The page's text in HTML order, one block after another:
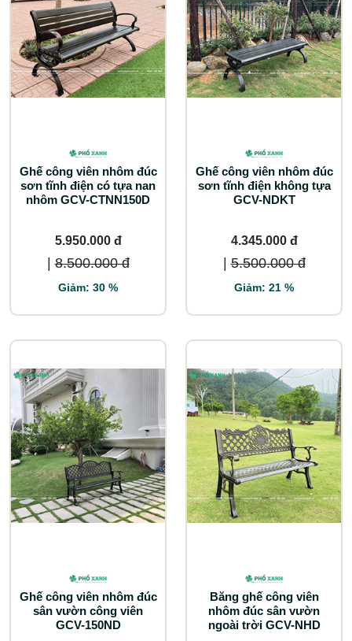
Ghế công viên nhôm đúc
sơn tĩnh điện có tựa nan
nhôm GCV-CTNN150D
5.950.000 đ
| 8.500.000 đ
Giảm: 30 %
Ghế công viên nhôm đúc
sơn tĩnh điện không tựa
GCV-NDKT
4.345.000 đ
| 5.500.000 đ
Giảm: 21 %
Ghế công viên nhôm đúc
sân vườn công viên
GCV-150ND
Băng ghế công viên
nhôm đúc sân vườn
ngoài trời GCV-NHD